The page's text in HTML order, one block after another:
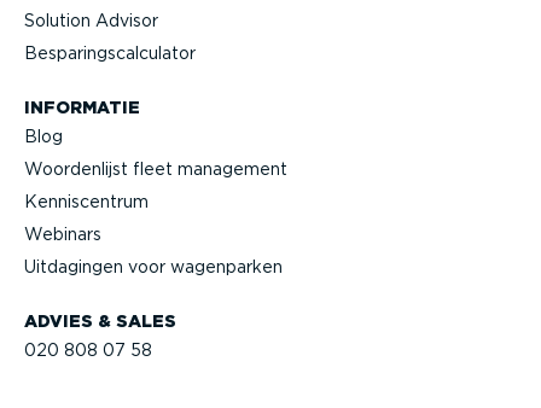
ADVIES & SALES
020 808 07 58
Solution Advisor
Bespa­rings­cal­cu­lator
INFORMATIE
Blog
Woorden­lijst fleet management
Kennis­centrum
Webinars
Uitdagingen voor wagenparken